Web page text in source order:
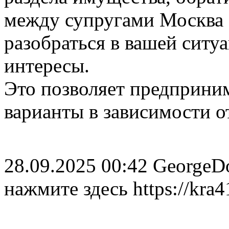
между супругами
разобраться в вашей
интересы.
Это позволяет
варианты в зависимости
28.09.2025 00:42
нажмите здесь https://